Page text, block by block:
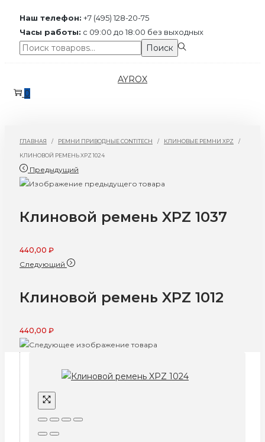
Наш телефон: +7 (495) 128-20-75
Часы работы: с 09:00 до 18:00 без выходных
Поиск:>
Поиск
к
к
AYROX
0
ГЛАВНАЯ / РЕМНИ ПРИВОДНЫЕ CONTITECH / КЛИНОВЫЕ РЕМНИ XPZ /
КЛИНОВОЙ РЕМЕНЬ XPZ 1024
Предыдущий
Клиновой ремень XPZ 1037
440,00 ₽
Следующий
Клиновой ремень XPZ 1012
440,00 ₽